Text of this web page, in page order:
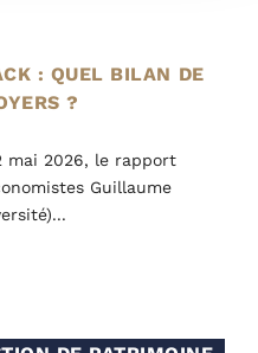
: QUEL BILAN DE
?
mai 2026, le rapport
Guillaume